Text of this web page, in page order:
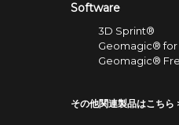
Software
3D Sprint®
Geomagic® for
Geomagic®
その他関連製品はこちら